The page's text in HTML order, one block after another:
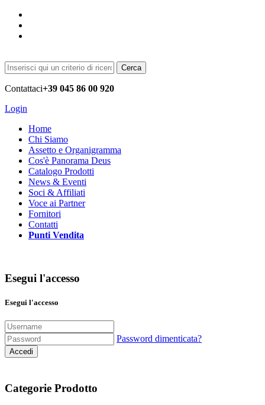
Cerca
Contattaci+39 045 86 00 920
Login
Home
Chi Siamo
Assetto e Organigramma
Cos'è Panorama Deus
Catalogo Prodotti
News & Eventi
Soci & Affiliati
Voce ai Partner
Fornitori
Contatti
Punti Vendita
Esegui l'accesso
Esegui l'accesso
Password dimenticata?
Accedi
Categorie Prodotto